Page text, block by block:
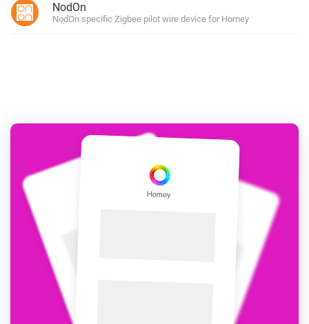
NodOn
NodOn specific Zigbee pilot wire device for Homey